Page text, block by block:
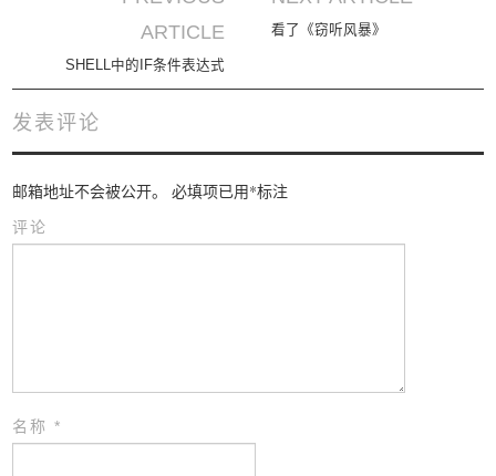
Post navigation
ARTICLE
SHELL中的IF条件表达式
看了《窃听风暴》
发表评论
邮箱地址不会被公开。 必填项已用*标注
评论
名称*